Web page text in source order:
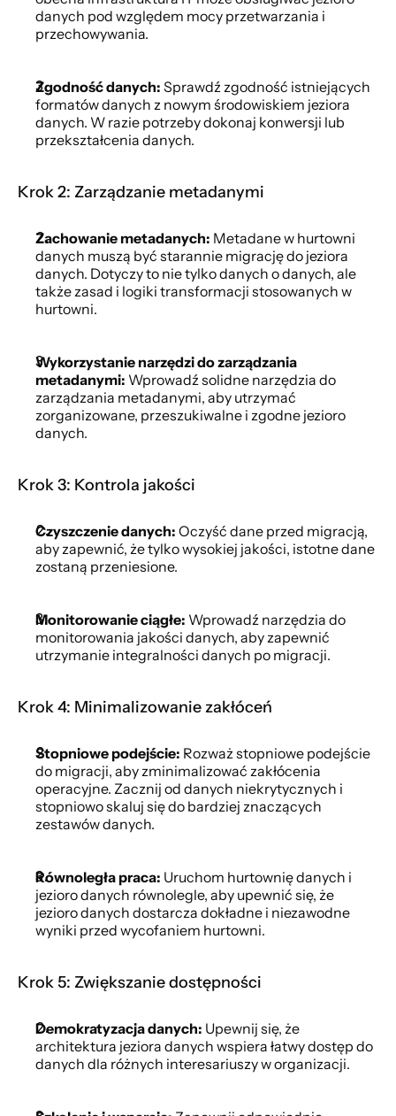
danych pod względem mocy przetwarzania i
przechowywania.
Zgodność danych: Sprawdź zgodność istniejących
formatów danych z nowym środowiskiem jeziora
danych. W razie potrzeby dokonaj konwersji lub
przekształcenia danych.
Krok 2: Zarządzanie metadanymi
Zachowanie metadanych: Metadane w hurtowni
danych muszą być starannie migrację do jeziora
danych. Dotyczy to nie tylko danych o danych, ale
także zasad i logiki transformacji stosowanych w
hurtowni.
Wykorzystanie narzędzi do zarządzania
metadanymi: Wprowadź solidne narzędzia do
zarządzania metadanymi, aby utrzymać
zorganizowane, przeszukiwalne i zgodne jezioro
danych.
Krok 3: Kontrola jakości
Czyszczenie danych: Oczyść dane przed migracją,
aby zapewnić, że tylko wysokiej jakości, istotne dane
zostaną przeniesione.
Monitorowanie ciągłe: Wprowadź narzędzia do
monitorowania jakości danych, aby zapewnić
utrzymanie integralności danych po migracji.
Krok 4: Minimalizowanie zakłóceń
Stopniowe podejście: Rozważ stopniowe podejście
do migracji, aby zminimalizować zakłócenia
operacyjne. Zacznij od danych niekrytycznych i
stopniowo skaluj się do bardziej znaczących
zestawów danych.
Równoległa praca: Uruchom hurtownię danych i
jezioro danych równolegle, aby upewnić się, że
jezioro danych dostarcza dokładne i niezawodne
wyniki przed wycofaniem hurtowni.
Krok 5: Zwiększanie dostępności
Demokratyzacja danych: Upewnij się, że
architektura jeziora danych wspiera łatwy dostęp do
danych dla różnych interesariuszy w organizacji.